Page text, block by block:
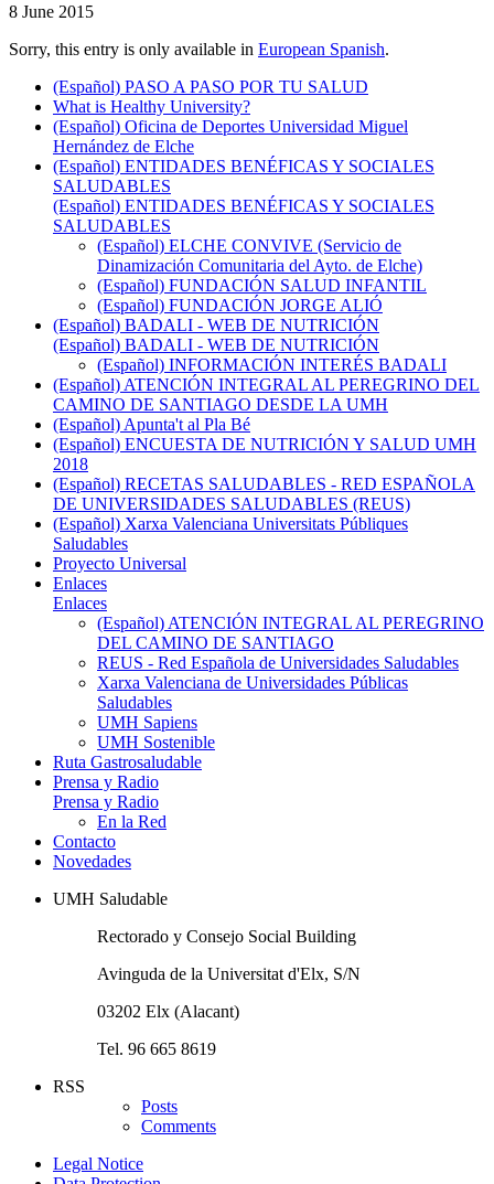
8 June 2015
Sorry, this entry is only available in European Spanish.
(Español) PASO A PASO POR TU SALUD
What is Healthy University?
(Español) Oficina de Deportes Universidad Miguel
Hernández de Elche
(Español) ENTIDADES BENÉFICAS Y SOCIALES
SALUDABLES
(Español) ENTIDADES BENÉFICAS Y SOCIALES
SALUDABLES
(Español) ELCHE CONVIVE (Servicio de
Dinamización Comunitaria del Ayto. de Elche)
(Español) FUNDACIÓN SALUD INFANTIL
(Español) FUNDACIÓN JORGE ALIÓ
(Español) BADALI - WEB DE NUTRICIÓN
(Español) BADALI - WEB DE NUTRICIÓN
(Español) INFORMACIÓN INTERÉS BADALI
(Español) ATENCIÓN INTEGRAL AL PEREGRINO DEL
CAMINO DE SANTIAGO DESDE LA UMH
(Español) Apunta't al Pla Bé
(Español) ENCUESTA DE NUTRICIÓN Y SALUD UMH
2018
(Español) RECETAS SALUDABLES - RED ESPAÑOLA
DE UNIVERSIDADES SALUDABLES (REUS)
(Español) Xarxa Valenciana Universitats Públiques
Saludables
Proyecto Universal
Enlaces
Enlaces
(Español) ATENCIÓN INTEGRAL AL PEREGRINO
DEL CAMINO DE SANTIAGO
REUS - Red Española de Universidades Saludables
Xarxa Valenciana de Universidades Públicas
Saludables
UMH Sapiens
UMH Sostenible
Ruta Gastrosaludable
Prensa y Radio
Prensa y Radio
En la Red
Contacto
Novedades
UMH Saludable
Rectorado y Consejo Social Building
Avinguda de la Universitat d'Elx, S/N
03202 Elx (Alacant)
Tel. 96 665 8619
RSS
Posts
Comments
Legal Notice